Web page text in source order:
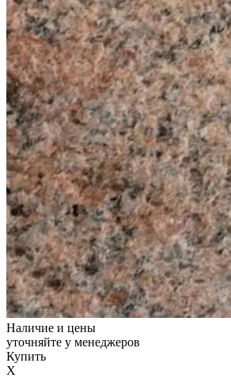
Наличие и цены
уточняйте у менеджеров
Купить
X